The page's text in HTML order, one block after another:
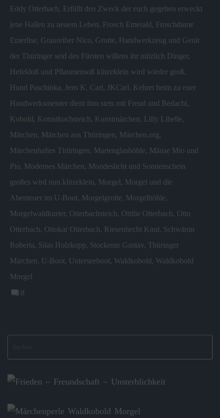
Eddy Otterbach, Erfüllt den Zweck der euch gegeben erweckt
jene Hallen zu neuem Leben, Frosch Emerald, Froschdame
Emerlise, Graureiher Nico, Grotte, Handwerkzeug und Gerät
der Thüringer seid des Fürsten willens ihr nützlich Dinger,
Hefekloß und Pflaumensoß klitzeklein wird wieder groß,
Hund Paschinka, Jens K. Carl, JKCarl, Kehret heim zu euer
Handwerksmeister dient ihm stets mit Freud und Bedacht,
Kobold, Komstkochsteich, Kunstmärchen, Lilly Libelle,
Märchen, Märchen aus Thüringen, Märchen.org,
Märchenhaftes Thüringen, Marienglashöhle, Mäuse Mio und
Pio, Modernes Märchen, Mondeslicht und Sonnenschein
großes wird nun klitzeklein, Morgel, Morgel und die
Abenteuer im U-Boot, Morgelgrotte, Morgelhöhle,
Morgelwaldkurier, Otterbachsteich, Ottilie Otterbach, Otto
Otterbach, Ottokar Otterbach, Riesenhecht Knut, Schwänin
Roberta, Silas Holzkopp, Stockente Gustav, Thüringer
Märchen, U-Boot, Unterseeboot, Waldkobold, Waldkobold
Morgel
8